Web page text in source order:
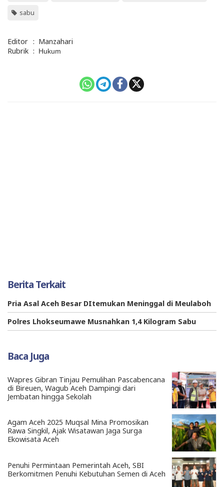
sabu
Editor : Manzahari
Rubrik : Hukum
Berita Terkait
Pria Asal Aceh Besar DItemukan Meninggal di Meulaboh
Polres Lhokseumawe Musnahkan 1,4 Kilogram Sabu
Baca Juga
Wapres Gibran Tinjau Pemulihan Pascabencana
di Bireuen, Wagub Aceh Dampingi dari
Jembatan hingga Sekolah
Agam Aceh 2025 Muqsal Mina Promosikan
Rawa Singkil, Ajak Wisatawan Jaga Surga
Ekowisata Aceh
Penuhi Permintaan Pemerintah Aceh, SBI
Berkomitmen Penuhi Kebutuhan Semen di Aceh